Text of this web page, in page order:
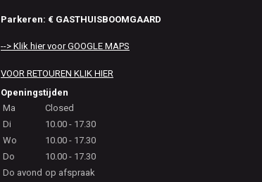
Parkeren: € GASTHUISBOOMGAARD
--> Klik hier voor GOOGLE MAPS
VOOR RETOUREN KLIK HIER
Openingstijden
Ma
Closed
Di
10.00 - 17.30
Wo
10.00 - 17.30
Do
10.00 - 17.30
Do avond op afspraak